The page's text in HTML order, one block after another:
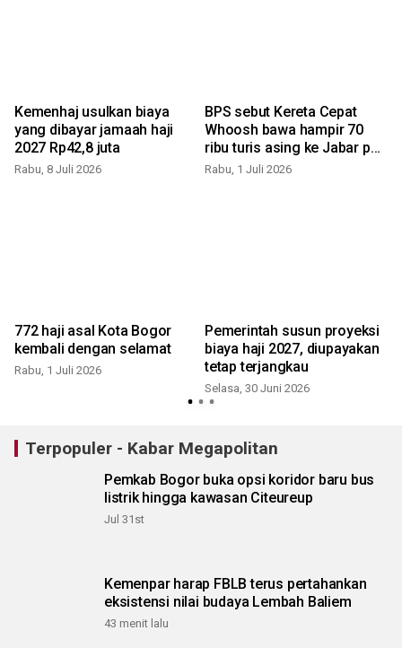
Kemenhaj usulkan biaya
yang dibayar jamaah haji
2027 Rp42,8 juta
Rabu, 8 Juli 2026
BPS sebut Kereta Cepat
Whoosh bawa hampir 70
ribu turis asing ke Jabar per
Mei 2026
Rabu, 1 Juli 2026
772 haji asal Kota Bogor
kembali dengan selamat
Rabu, 1 Juli 2026
Pemerintah susun proyeksi
biaya haji 2027, diupayakan
tetap terjangkau
Selasa, 30 Juni 2026
Terpopuler - Kabar Megapolitan
Pemkab Bogor buka opsi koridor baru bus
listrik hingga kawasan Citeureup
Jul 31st
Kemenpar harap FBLB terus pertahankan
eksistensi nilai budaya Lembah Baliem
43 menit lalu